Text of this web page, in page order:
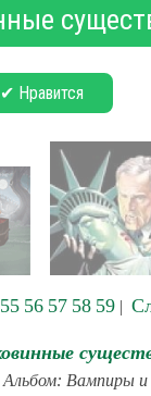
✔ Нравится
55 56 57 58 59|
Вампиры